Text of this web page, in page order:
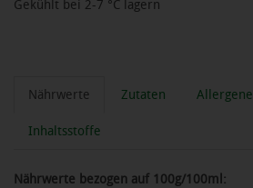
Gekühlt bei 2-7 °C lagern
Nährwerte Zutaten Allergene
Inhaltsstoffe
Nährwerte bezogen auf 100g/100ml: